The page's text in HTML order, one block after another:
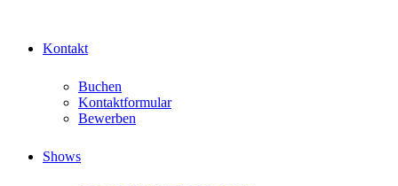
Kontakt
Buchen
Kontaktformular
Bewerben
Shows